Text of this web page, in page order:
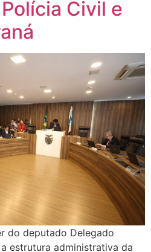
Civil e
do deputado Delegado
estrutura administrativa da